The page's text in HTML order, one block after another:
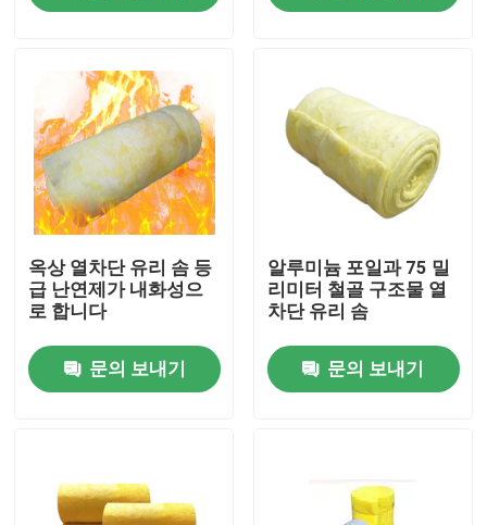
제품 소개
화면
열차단 소재
열차단 유리 솜
유리솜 보드
폴리우레탄 샌드위치 패널
옥상 열차단 유리 솜 등
급 난연제가 내화성으
로 합니다
문의 보내기
알루미늄 포일과 75 밀
리미터 철골 구조물 열
차단 유리 솜
문의 보내기